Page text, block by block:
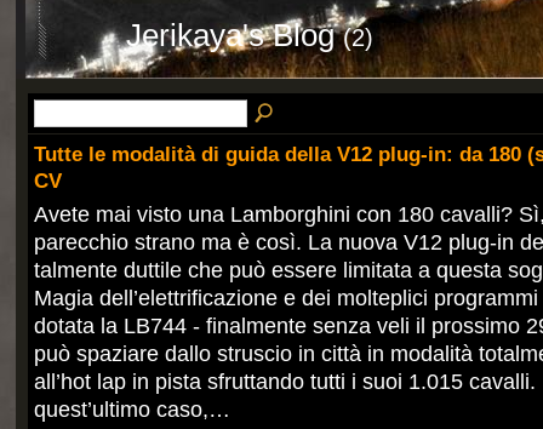
Jerikaya's Blog(2)
Tutte le modalità di guida della V12 plug-in: da 180
CV
Avete mai visto una Lamborghini con 180 cavalli?
parecchio strano ma è così. La nuova V12 plug-in
talmente duttile che può essere limitata a questa
Magia dell’elettrificazione e dei molteplici
dotata la LB744 - finalmente senza veli il prossimo
può spaziare dallo struscio in città in modalità
all’hot lap in pista sfruttando tutti i suoi 1.015 cavalli.
quest’ultimo caso,…